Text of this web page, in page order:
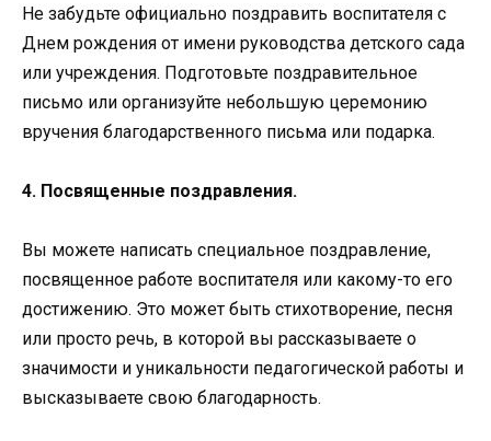
Не забудьте официально поздравить воспитателя с
Днем рождения от имени руководства детского сада
или учреждения. Подготовьте поздравительное
письмо или организуйте небольшую церемонию
вручения благодарственного письма или подарка.
4. Посвященные поздравления.
Вы можете написать специальное поздравление,
посвященное работе воспитателя или какому-то его
достижению. Это может быть стихотворение, песня
или просто речь, в которой вы рассказываете о
значимости и уникальности педагогической работы и
высказываете свою благодарность.